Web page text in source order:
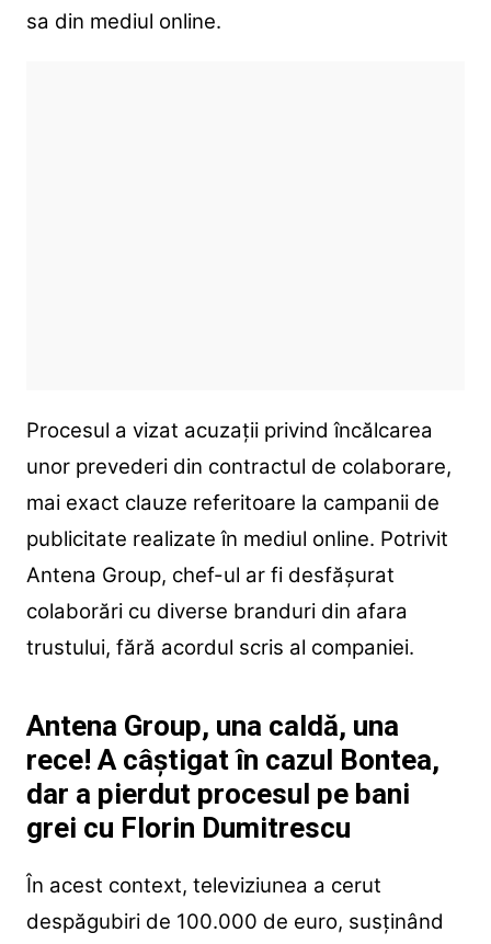
sa din mediul online.
Procesul a vizat acuzații privind încălcarea
unor prevederi din contractul de colaborare,
mai exact clauze referitoare la campanii de
publicitate realizate în mediul online. Potrivit
Antena Group, chef-ul ar fi desfășurat
colaborări cu diverse branduri din afara
trustului, fără acordul scris al companiei.
Antena Group, una caldă, una
rece! A câștigat în cazul Bontea,
dar a pierdut procesul pe bani
grei cu Florin Dumitrescu
În acest context, televiziunea a cerut
despăgubiri de 100.000 de euro, susținând